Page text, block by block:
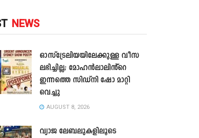
NEWS
ഓസ്‌ട്രേലിയയിലേക്കുള്ള വീസ
ലഭിച്ചില്ല; മോഹൻലാലിൻ്റെ
ഇന്നത്തെ സിഡ്നി ഷോ മാറ്റി
വെച്ചു
AUGUST 8, 2026
വ്യാജ ലേബലുകളിലൂടെ